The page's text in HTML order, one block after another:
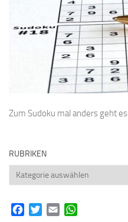
Zum Sudoku mal anders geht es
RUBRIKEN
Rubriken
FacebookTwitterEmail